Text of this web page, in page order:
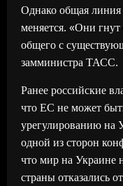
Однако общая
меняется. «Они
общего с
замминистра ТАСС.
Ранее российские
что ЕС не может
урегулированию на
одной из сторон
что мир на Украине
страны отказались